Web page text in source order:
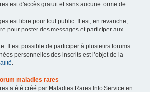
est d'accès gratuit et sans aucune forme de
est libre pour tout public. Il est, en revanche,
pour poster des messages et participer aux
Il est possible de participer à plusieurs forums.
personnelles des inscrits est l’objet de la
.
maladies rares
a été créé par Maladies Rares Info Service en